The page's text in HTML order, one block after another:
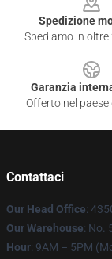
Spedizione
Spediamo in oltre
Garanzia
Offerto nel
Contattaci
Our Head Office:
Our Warehouse: No.
Hour: 9AM – 5PM